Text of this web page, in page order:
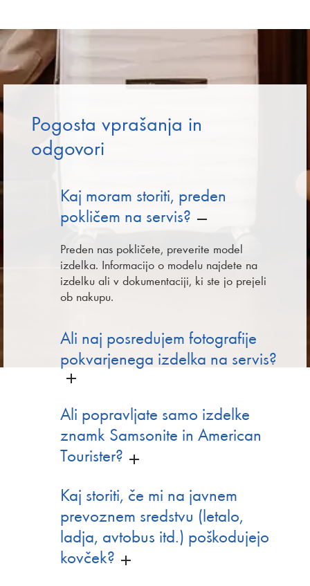
Pogosta vprašanja in
odgovori
Kaj moram storiti, preden
pokličem na servis?
Preden nas pokličete, preverite model
izdelka. Informacijo o modelu najdete na
izdelku ali v dokumentaciji, ki ste jo prejeli
ob nakupu.
Ali naj posredujem fotografije
pokvarjenega izdelka na servis?
Ali popravljate samo izdelke
znamk Samsonite in American
Tourister?
Kaj storiti, če mi na javnem
prevoznem sredstvu (letalo,
ladja, avtobus itd.) poškodujejo
kovček?